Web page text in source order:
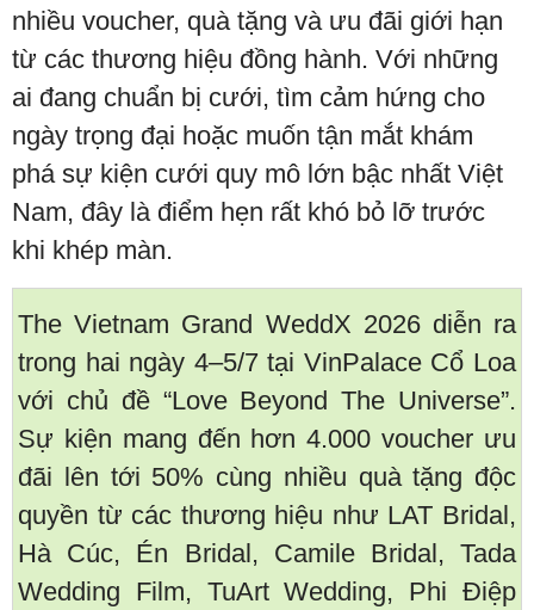
nhiều voucher, quà tặng và ưu đãi giới hạn
từ các thương hiệu đồng hành. Với những
ai đang chuẩn bị cưới, tìm cảm hứng cho
ngày trọng đại hoặc muốn tận mắt khám
phá sự kiện cưới quy mô lớn bậc nhất Việt
Nam, đây là điểm hẹn rất khó bỏ lỡ trước
khi khép màn.
The Vietnam Grand WeddX 2026 diễn ra
trong hai ngày 4–5/7 tại VinPalace Cổ Loa
với chủ đề “Love Beyond The Universe”.
Sự kiện mang đến hơn 4.000 voucher ưu
đãi lên tới 50% cùng nhiều quà tặng độc
quyền từ các thương hiệu như LAT Bridal,
Hà Cúc, Én Bridal, Camile Bridal, Tada
Wedding Film, TuArt Wedding, Phi Điệp